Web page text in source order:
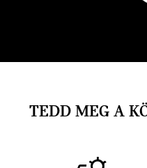
TEDD MEG A